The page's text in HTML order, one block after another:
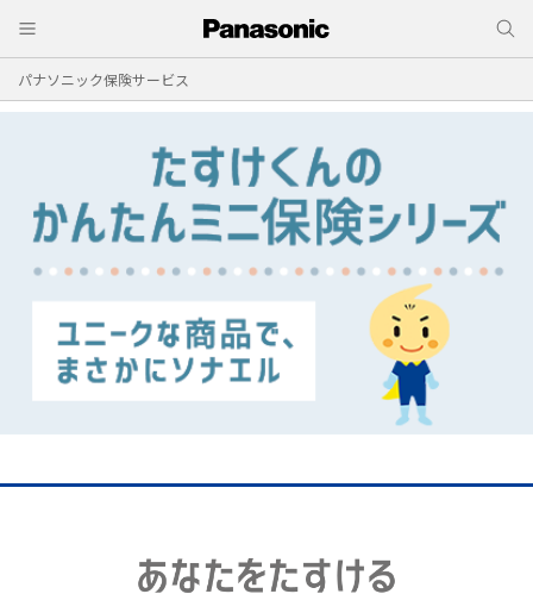
パナソニック保険サービス